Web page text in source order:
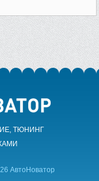
ТЮНИНГ
АвтоНоватор